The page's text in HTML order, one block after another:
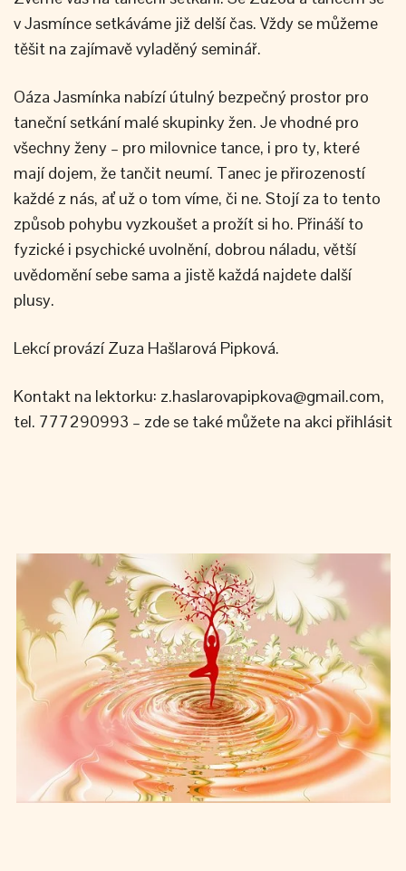
v Jasmínce setkáváme již delší čas. Vždy se můžeme
těšit na zajímavě vyladěný seminář.
Oáza Jasmínka nabízí útulný bezpečný prostor pro
taneční setkání malé skupinky žen. Je vhodné pro
všechny ženy – pro milovnice tance, i pro ty, které
mají dojem, že tančit neumí. Tanec je přirozeností
každé z nás, ať už o tom víme, či ne. Stojí za to tento
způsob pohybu vyzkoušet a prožít si ho. Přináší to
fyzické i psychické uvolnění, dobrou náladu, větší
uvědomění sebe sama a jistě každá najdete další
plusy.
Lekcí provází Zuza Hašlarová Pipková.
Kontakt na lektorku: z.haslarovapipkova@gmail.com,
tel. 777290993 – zde se také můžete na akci přihlásit